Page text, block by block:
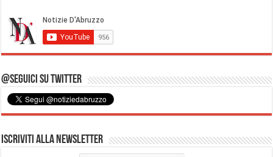
@Seguici su Twitter
Iscriviti alla Newsletter